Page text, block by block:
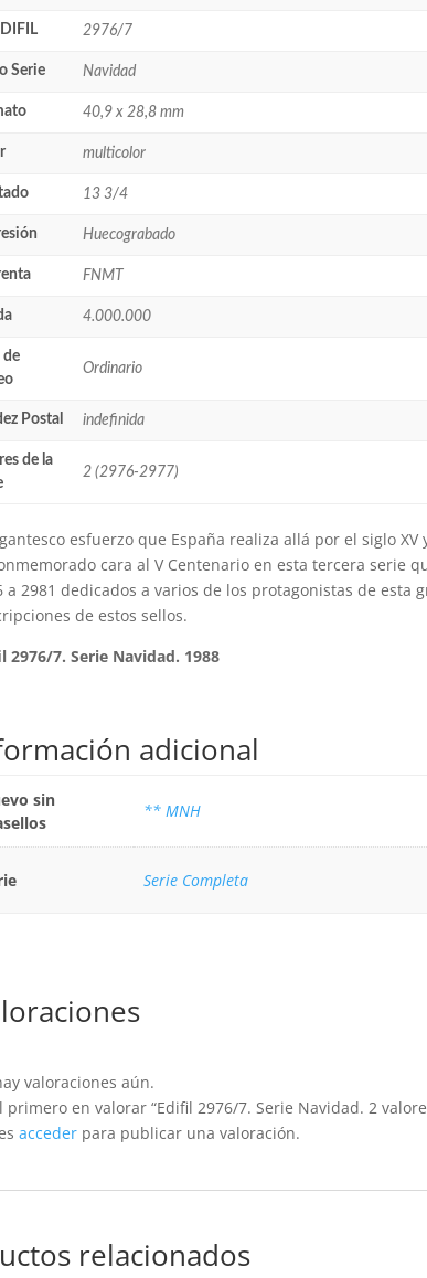
2976/7
Serie Navidad
40,9 x 28,8 mm
multicolor
13 3/4
Huecograbado
FNMT
4.000.000
de
Ordinario
Postal indefinida
de la
2 (2976-2977)
esfuerzo que España realiza allá por el siglo
cara al V Centenario en esta tercera serie
a 2981 dedicados a varios de los protagonistas de esta
de estos sellos.
2976/7. Serie Navidad. 1988
adicional
sin
** MNH
Serie Completa
valoraciones aún.
primero en valorar “Edifil 2976/7. Serie Navidad. 2
acceder para publicar una valoración.
relacionados